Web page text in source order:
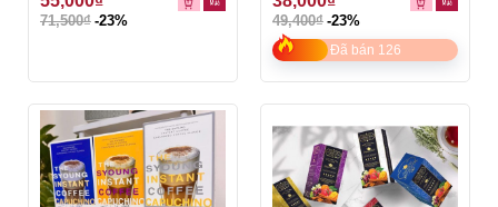
out
of
71,500₫ -23%
out
of
5
49,400₫ -23%
Đã bán 126